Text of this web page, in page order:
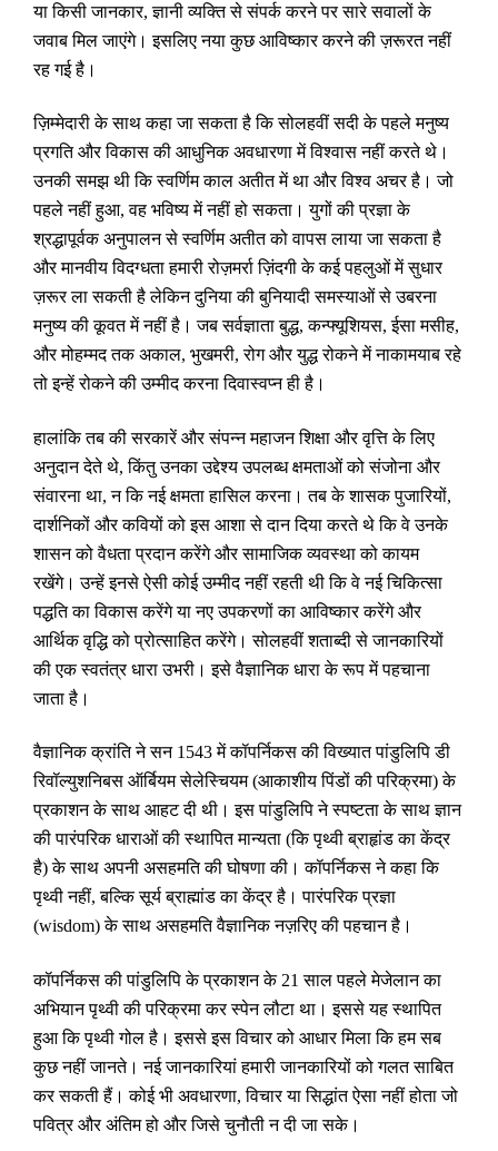
या किसी जानकार,ज्ञानी व्यक्ति से संपर्क करने पर सारे सवालों के
जवाब मिल जाएंगे। इसलिए नया कुछ आविष्कार करने की ज़रूरत नहीं
रह गई है।
ज़िम्मेदारी के साथ कहा जा सकता है कि सोलहवीं सदी के पहले मनुष्य
प्रगति और विकास की आधुनिक अवधारणा में विश्वास नहीं करते थे।
उनकी समझ थी कि स्वर्णिम काल अतीत में था और विश्व अचर है। जो
पहले नहीं हुआ,वह भविष्य में नहीं हो सकता। युगों की प्रज्ञा के
श्रद्धापूर्वक अनुपालन से स्वर्णिम अतीत को वापस लाया जा सकता है
और मानवीय विदग्धता हमारी रोज़मर्रा ज़िंदगी के कई पहलुओं में सुधार
ज़रूर ला सकती है लेकिन दुनिया की बुनियादी समस्याओं से उबरना
मनुष्य की कूवत में नहीं है। जब सर्वज्ञाता बुद्ध,कन्फ्यूशियस,ईसा मसीह,
और मोहम्मद तक अकाल, भुखमरी,रोग और युद्ध रोकने में नाकामयाब रहे
तो इन्हें रोकने की उम्मीद करना दिवास्वप्न ही है।
हालांकि तब की सरकारें और संपन्न महाजन शिक्षा और वृत्ति के लिए
अनुदान देते थे,किंतु उनका उद्देश्य उपलब्ध क्षमताओं को संजोना और
संवारना था,न कि नई क्षमता हासिल करना। तब के शासक पुजारियों,
दार्शनिकों और कवियों को इस आशा से दान दिया करते थे कि वे उनके
शासन को वैधता प्रदान करेंगे और सामाजिक व्यवस्था को कायम
रखेंगे। उन्हें इनसे ऐसी कोई उम्मीद नहीं रहती थी कि वे नई चिकित्सा
पद्धति का विकास करेंगे या नए उपकरणों का आविष्कार करेंगे और
आर्थिक वृद्धि को प्रोत्साहित करेंगे। सोलहवीं शताब्दी से जानकारियों
की एक स्वतंत्र धारा उभरी। इसे वैज्ञानिक धारा के रूप में पहचाना
जाता है।
वैज्ञानिक क्रांति ने सन 1543 में कॉपर्निकस की विख्यात पांडुलिपि डी
रिवॉल्युशनिबस ऑर्बियम सेलेस्चियम (आकाशीय पिंडों की परिक्रमा) के
प्रकाशन के साथ आहट दी थी। इस पांडुलिपि ने स्पष्टता के साथ ज्ञान
की पारंपरिक धाराओं की स्थापित मान्यता (कि पृथ्वी ब्राहृांड का केंद्र
है) के साथ अपनी असहमति की घोषणा की। कॉपर्निकस ने कहा कि
पृथ्वी नहीं,बल्कि सूर्य ब्राह्मांड का केंद्र है। पारंपरिक प्रज्ञा
(wisdom) के साथ असहमति वैज्ञानिक नज़रिए की पहचान है।
कॉपर्निकस की पांडुलिपि के प्रकाशन के 21 साल पहले मेजेलान का
अभियान पृथ्वी की परिक्रमा कर स्पेन लौटा था। इससे यह स्थापित
हुआ कि पृथ्वी गोल है। इससे इस विचार को आधार मिला कि हम सब
कुछ नहीं जानते। नई जानकारियां हमारी जानकारियों को गलत साबित
कर सकती हैं। कोई भी अवधारणा,विचार या सिद्धांत ऐसा नहीं होता जो
पवित्र और अंतिम हो और जिसे चुनौती न दी जा सके।